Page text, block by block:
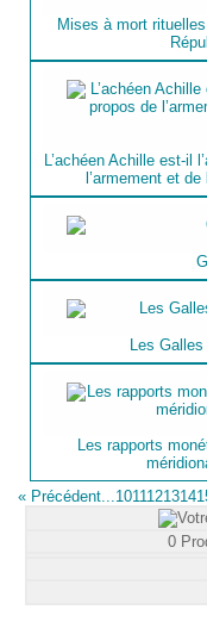
Mises à mort
L’achéen Achille est-il
l’armement et
Les
Les rapports
« Précédent...1011121314
0